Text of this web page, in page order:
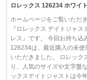
ロレックス 126234 ホワイ
ホームページをご覧いただきご来店く
『ロレックス デイトジャ
レス』です。 今回お持ち込みいただきましたロレックスデイトジャスト
126234は、最近購入の未
いただきました。 ロレックスのデイトジャストは沢山文字盤やサイズがあ
り、人気のサイズや文字盤な
ックスデイトジャストは今